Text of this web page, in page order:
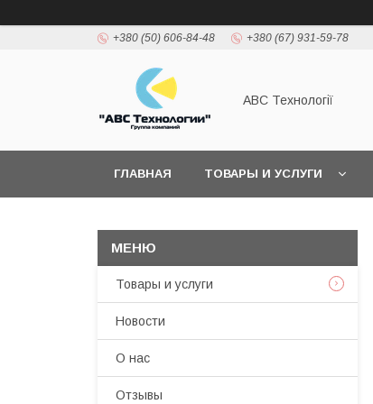
+380 (50) 606-84-48 +380 (67) 931-59-78
АВС Технології
ГЛАВНАЯ ТОВАРЫ И УСЛУГИ
Товары и услуги
Новости
О нас
Отзывы